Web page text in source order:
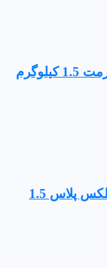
غذای مادر و بچه گربه با بره و برنج رفلکس پلاس 1.5